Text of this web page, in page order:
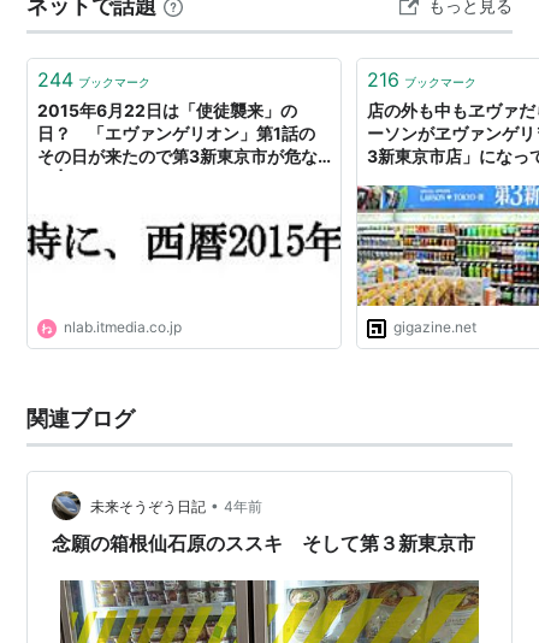
ネットで話題 もっと見る
244 ブックマーク
2015年6月22日は「使徒襲来」の
日？ 「エヴァンゲリオン」第1話の
その日が来たので第3新東京市が危な
nlab.itmedia.co.jp
216 ブックマーク
店の外も中もヱヴァ
ーソンがヱヴァンゲ
3新東京市店」になっ
gigazine.net
関連ブログ
未来そうぞう日記 • 4年前
念願の箱根仙石原のススキ そして第３新東京市